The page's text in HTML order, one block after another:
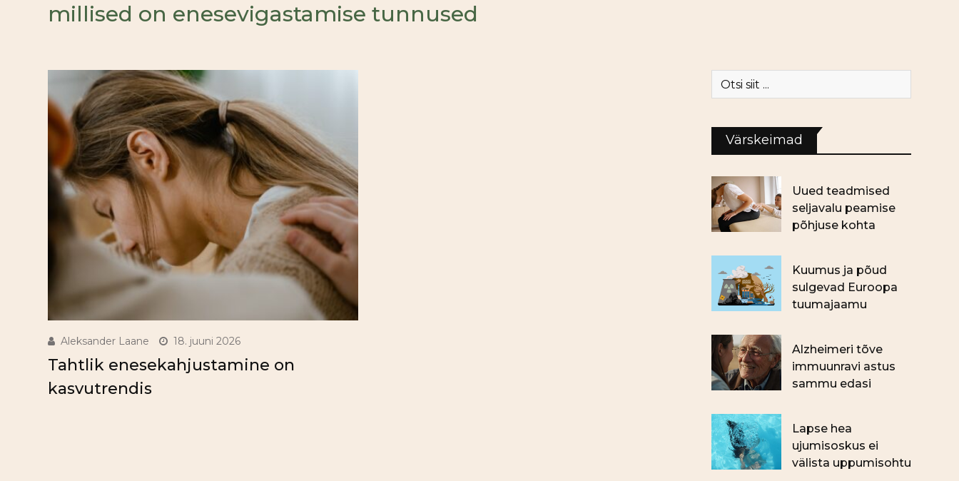
millised on enesevigastamise tunnused
Aleksander Laane 18. juuni 2026
Tahtlik enesekahjustamine on
kasvutrendis
Värskeimad
Uued teadmised
seljavalu peamise
põhjuse kohta
Kuumus ja põud
sulgevad Euroopa
tuumajaamu
Alzheimeri tõve
immuunravi astus
sammu edasi
Lapse hea
ujumisoskus ei
välista uppumisohtu